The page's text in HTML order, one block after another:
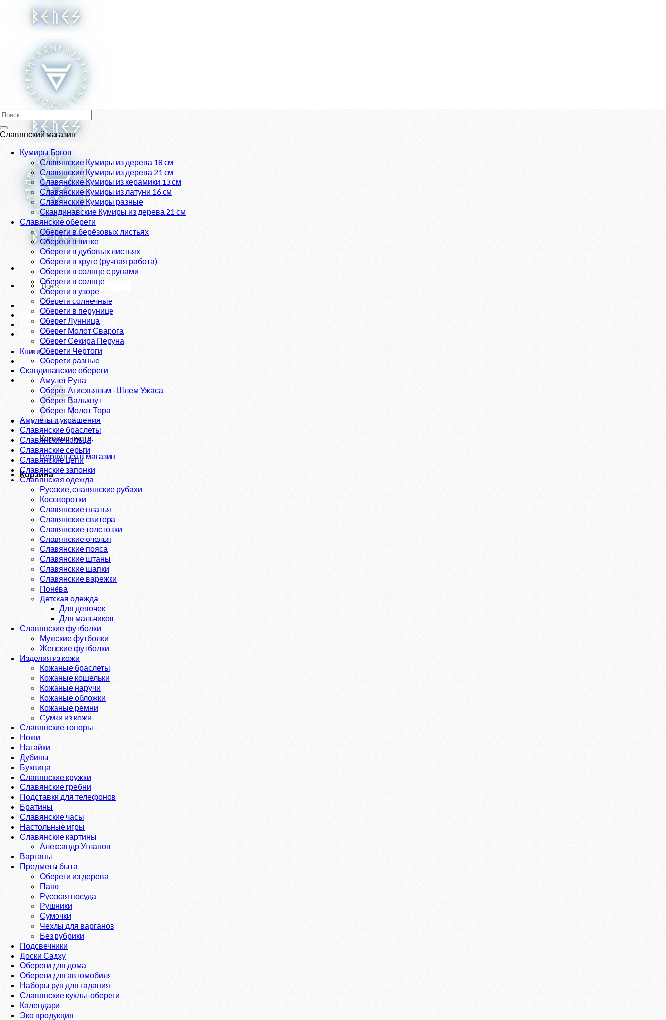
Искать:
О нас
Магазин
Новости
Контакты
Книги
Вход
Корзина пуста.
Вернуться в магазин
Корзина
Искать:
Славянский магазин
Кумиры Богов
Славянские Кумиры из дерева 18 см
Славянские Кумиры из дерева 21 см
Славянские Кумиры из керамики 13 см
Славянские Кумиры из латуни 16 см
Славянские Кумиры разные
Скандинавские Кумиры из дерева 21 см
Славянские обереги
Обереги в берёзовых листьях
Обереги в витке
Обереги в дубовых листьях
Обереги в круге (ручная работа)
Обереги в солнце с рунами
Обереги в солнце
Обереги в узоре
Обереги солнечные
Обереги в перунице
Оберег Лунница
Оберег Молот Сварога
Оберег Секира Перуна
Обереги Чертоги
Обереги разные
Скандинавские обереги
Амулет Руна
Оберег Агисхьяльм - Шлем Ужаса
Оберег Валькнут
Оберег Молот Тора
Амулеты и украшения
Славянские браслеты
Славянские кольца
Славянские серьги
Славянские цепи
Славянские запонки
Славянская одежда
Русские, славянские рубахи
Косоворотки
Славянские платья
Славянские свитера
Славянские толстовки
Славянские очелья
Славянские пояса
Славянские штаны
Славянские шапки
Славянские варежки
Понёва
Детская одежда
Для девочек
Для мальчиков
Славянские футболки
Мужские футболки
Женские футболки
Изделия из кожи
Кожаные браслеты
Кожаные кошельки
Кожаные наручи
Кожаные обложки
Кожаные ремни
Сумки из кожи
Славянские топоры
Ножи
Нагайки
Дубины
Буквица
Славянские кружки
Славянские гребни
Подставки для телефонов
Братины
Славянские часы
Настольные игры
Славянские картины
Александр Угланов
Варганы
Предметы быта
Обереги из дерева
Пано
Русская посуда
Рушники
Сумочки
Чехлы для варганов
Без рубрики
Подсвечники
Доски Садху
Обереги для дома
Обереги для автомобиля
Наборы рун для гадания
Славянские куклы-обереги
Календари
Эко продукция